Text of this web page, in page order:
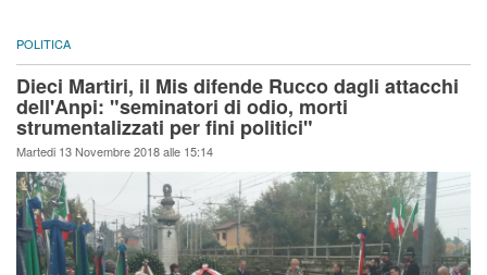
POLITICA
Dieci Martiri, il Mis difende Rucco dagli attacchi
dell'Anpi: "seminatori di odio, morti
strumentalizzati per fini politici"
Martedi 13 Novembre 2018 alle 15:14